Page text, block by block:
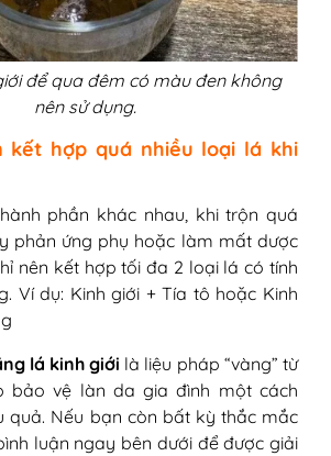
để qua đêm có màu đen không
nên sử dụng.
kết hợp quá nhiều loại lá khi
phần khác nhau, khi trộn quá
phản ứng phụ hoặc làm mất dược
nên kết hợp tối đa 2 loại lá có tính
Ví dụ: Kinh giới + Tía tô hoặc Kinh
lá kinh giới là liệu pháp “vàng” từ
bảo vệ làn da gia đình một cách
quả. Nếu bạn còn bất kỳ thắc mắc
luận ngay bên dưới để được giải